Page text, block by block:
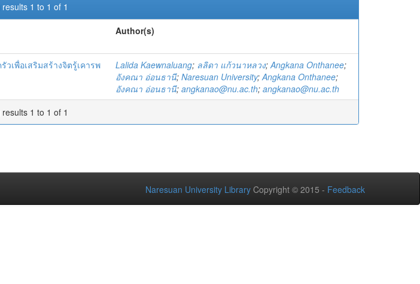
1 to 1 of 1
Author(s)
เพื่อเสริมสร้างจิตรู้เคารพ
Lalida Kaewnaluang; ลลิดา แก้วนาหลวง;Angkana Onthanee;
อังคณา อ่อนธานี; Naresuan University;Angkana Onthanee;
อังคณา อ่อนธานี; angkanao@nu.ac.th; angkanao@nu.ac.th
1 to 1 of 1
Naresuan University Library Copyright © 2015 - Feedback